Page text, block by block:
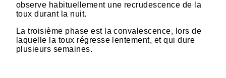
observe habituellement une recrudescence de la
toux durant la nuit.
La troisième phase est la convalescence, lors de
laquelle la toux régresse lentement, et qui dure
plusieurs semaines.